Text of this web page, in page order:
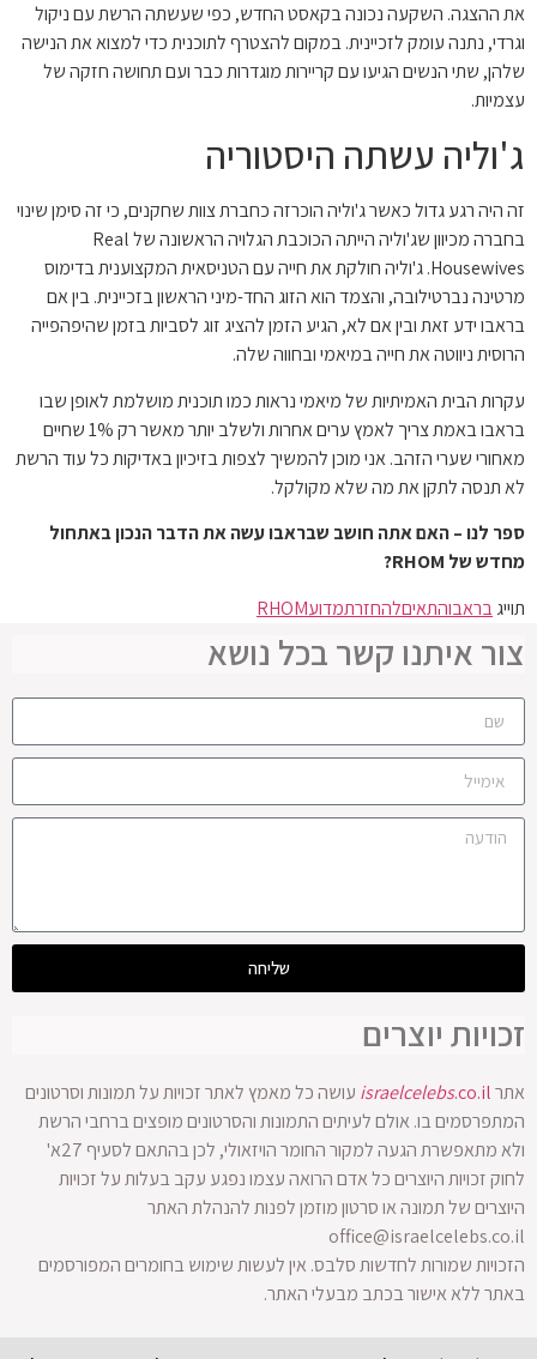
את ההצגה. השקעה נכונה בקאסט החדש, כפי שעשתה הרשת עם ניקול
וגרדי, נתנה עומק לזכיינית. במקום להצטרף לתוכנית כדי למצוא את הנישה
שלהן, שתי הנשים הגיעו עם קריירות מוגדרות כבר ועם תחושה חזקה של
עצמיות.
ג'וליה עשתה היסטוריה
זה היה רגע גדול כאשר ג'וליה הוכרזה כחברת צוות שחקנים, כי זה סימן שינוי
בחברה מכיוון שג'וליה הייתה הכוכבת הגלויה הראשונה של Real
Housewives. ג'וליה חולקת את חייה עם הטניסאית המקצוענית בדימוס
מרטינה נברטילובה, והצמד הוא הזוג החד-מיני הראשון בזכיינית. בין אם
בראבו ידע זאת ובין אם לא, הגיע הזמן להציג זוג לסביות בזמן שהיפהפייה
הרוסית ניווטה את חייה במיאמי ובחווה שלה.
עקרות הבית האמיתיות של מיאמי נראות כמו תוכנית מושלמת לאופן שבו
בראבו באמת צריך לאמץ ערים אחרות ולשלב יותר מאשר רק 1% שחיים
מאחורי שערי הזהב. אני מוכן להמשיך לצפות בזיכיון באדיקות כל עוד הרשת
לא תנסה לתקן את מה שלא מקולקל.
ספר לנו – האם אתה חושב שבראבו עשה את הדבר הנכון באתחול
מחדש של RHOM?
תוייגבראבוהתאיםלהחזרתמדועRHOM
צור איתנו קשר בכל נושא
שליחה
זכויות יוצרים
אתר israelcelebs.co.il
עושה כל מאמץ לאתר זכויות על תמונות וסרטונים
המתפרסמים בו. אולם לעיתים התמונות והסרטונים מופצים ברחבי הרשת
ולא מתאפשרת הגעה למקור החומר הויזאולי, לכן בהתאם לסעיף 27א'
לחוק זכויות היוצרים כל אדם הרואה עצמו נפגע עקב בעלות על זכויות
היוצרים של תמונה או סרטון מוזמן לפנות להנהלת האתר
office@israelcelebs.co.il
הזכויות שמורות לחדשות סלבס. אין לעשות שימוש בחומרים המפורסמים
באתר ללא אישור בכתב מבעלי האתר.